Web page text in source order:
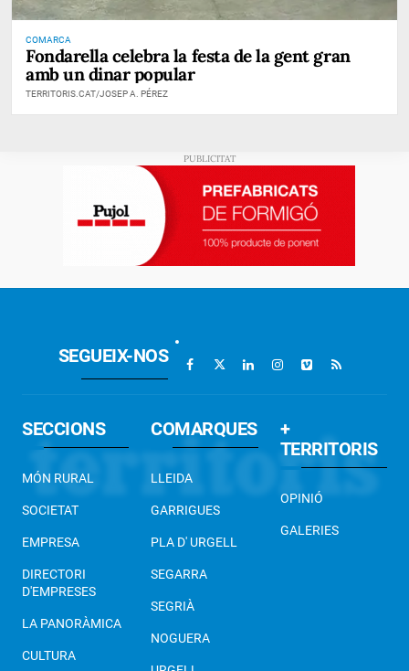
COMARCA
Fondarella celebra la festa de la gent gran
amb un dinar popular
TERRITORIS.CAT/JOSEP A. PÉREZ
SEGUEIX-NOS
SECCIONS
MÓN RURAL
SOCIETAT
EMPRESA
DIRECTORI
D'EMPRESES
LA PANORÀMICA
CULTURA
COMARQUES
LLEIDA
GARRIGUES
PLA D' URGELL
SEGARRA
SEGRIÀ
NOGUERA
+
TERRITORIS
OPINIÓ
GALERIES